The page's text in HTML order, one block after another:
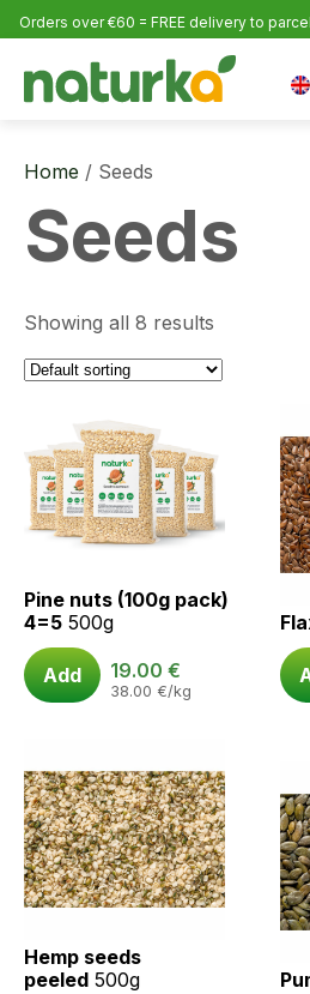
Orders over €60 = FREE delivery to
Home / Seeds
Seeds
Showing all 8 results
Pine nuts (100g pack)
4=5 500g
Add 19.00 €
38.00 €/kg
Hemp seeds
peeled 500g